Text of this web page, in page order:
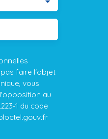
pas faire l'objet
vous
au
1 du code